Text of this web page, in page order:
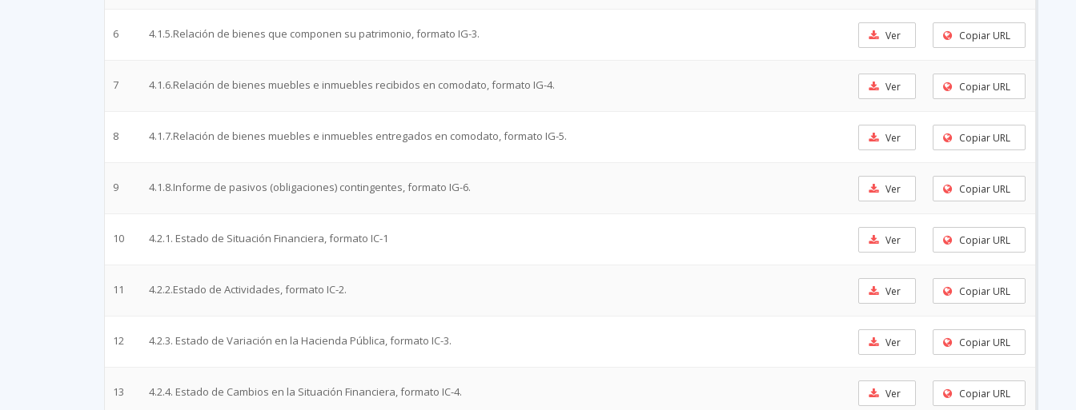
6 4.1.5.Relación de bienes que componen su patrimonio, formato IG-3. Ver Copiar URL
7 4.1.6.Relación de bienes muebles e inmuebles recibidos en comodato, formato IG-4. Ver Copiar URL
8 4.1.7.Relación de bienes muebles e inmuebles entregados en comodato, formato IG-5. Ver Copiar URL
9 4.1.8.Informe de pasivos (obligaciones) contingentes, formato IG-6. Ver Copiar URL
10 4.2.1. Estado de Situación Financiera, formato IC-1 Ver Copiar URL
11 4.2.2.Estado de Actividades, formato IC-2. Ver Copiar URL
12 4.2.3. Estado de Variación en la Hacienda Pública, formato IC-3. Ver Copiar URL
13 4.2.4. Estado de Cambios en la Situación Financiera, formato IC-4. Ver Copiar URL